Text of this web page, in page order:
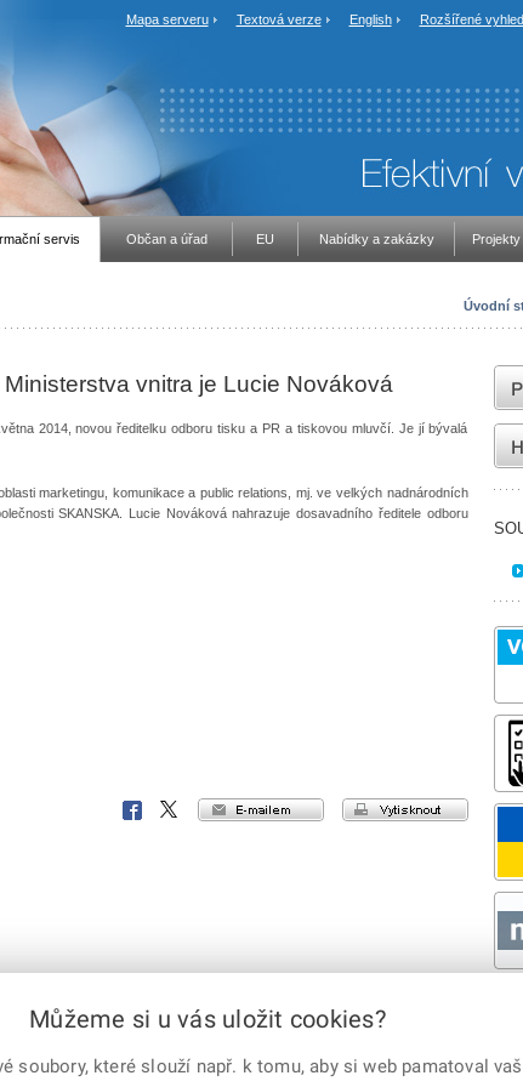
Mapa serveru Textová verze English Rozšířené
servis Občan a úřad EU Nabídky a zakázky Projekty
Úvodní
vnitra je Lucie Nováková
2014, novou ředitelku odboru tisku a PR a tiskovou mluvčí. Je jí bývalá
marketingu, komunikace a public relations, mj. ve velkých nadnárodních
SKANSKA. Lucie Nováková nahrazuje dosavadního ředitele odboru
vytisknout
e-mailem
X
Facebook
Mapa serveru | Kontakty |
Úřední deska |
X Corp. |
Můžeme si u vás uložit cookies?
soubory, které slouží např. k tomu, aby si web pamatoval